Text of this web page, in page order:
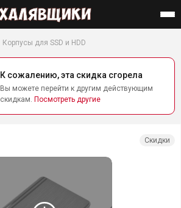
Корпусы для SSD и HDD
К сожалению, эта скидка сгорела
Вы можете перейти к другим действующим
скидкам. Посмотреть другие
Скидки